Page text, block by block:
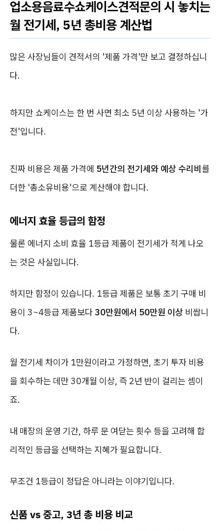
업소용음료수쇼케이스견적문의 시 놓치는
월 전기세, 5년 총비용 계산법
많은 사장님들이 견적서의 '제품 가격'만 보고 결정하십니
다.
하지만 쇼케이스는 한 번 사면 최소 5년 이상 사용하는 '가
전'입니다.
진짜 비용은 제품 가격에 5년간의 전기세와 예상 수리비를
더한 '총소유비용'으로 계산해야 합니다.
에너지 효율 등급의 함정
물론 에너지 소비 효율 1등급 제품이 전기세가 적게 나오
는 것은 사실입니다.
하지만 함정이 있습니다. 1등급 제품은 보통 초기 구매 비
용이 3~4등급 제품보다30만원에서 50만원 이상 비쌉니
다.
월 전기세 차이가 1만원이라고 가정하면, 초기 투자 비용
을 회수하는 데만 30개월 이상, 즉 2년 반이 걸리는 셈이
죠.
내 매장의 운영 기간, 하루 문 여닫는 횟수 등을 고려해 합
리적인 등급을 선택하는 지혜가 필요합니다.
무조건 1등급이 정답은 아니라는 이야기입니다.
신품 vs 중고, 3년 총 비용 비교